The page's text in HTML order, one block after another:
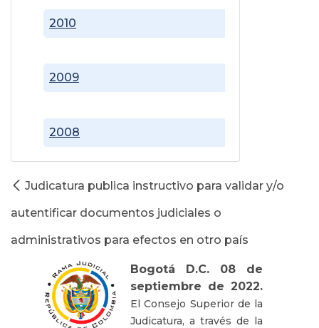
2008
2009
2010
Judicatura publica instructivo para validar y/o
autentificar documentos judiciales o
administrativos para efectos en otro país
Bogotá D.C. 08 de
septiembre de 2022.
El Consejo Superior de la
Judicatura, a través de la